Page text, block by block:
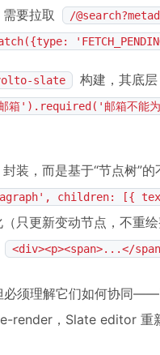
要拉取 /
slate
构建，其底
箱').required('邮箱不能
封装，而是基于“节点树”
children: [{
只更新变动节点，不重
<div><p><span>...</
必须理解它们如何协同
render，Slate editor 重